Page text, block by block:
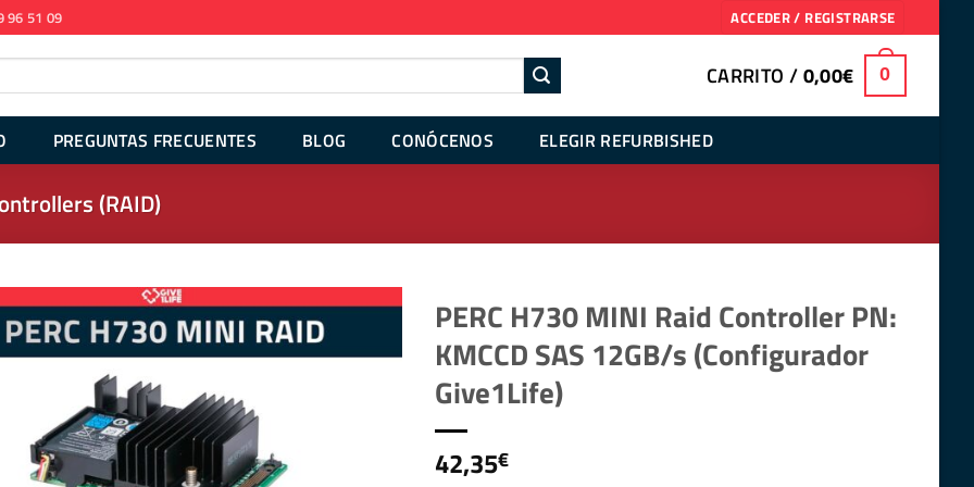
96 51 09 ACCEDER / REGISTRARSE
CARRITO /0,00€ 0
PREGUNTAS FRECUENTES BLOG CONÓCENOS ELEGIR REFURBISHED
(RAID)
PERC H730 MINI Raid Controller PN:
KMCCD SAS 12GB/s (Configurador
Give1Life)
42,35€